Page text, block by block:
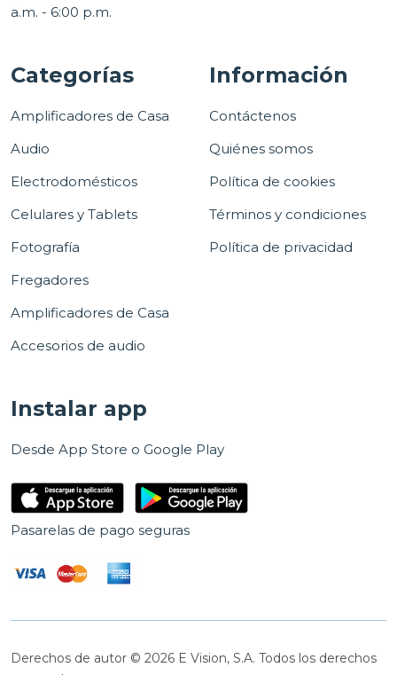
a.m. - 6:00 p.m.
Categorías
Amplificadores de Casa
Audio
Electrodomésticos
Celulares y Tablets
Fotografía
Fregadores
Amplificadores de Casa
Accesorios de audio
Información
Contáctenos
Quiénes somos
Política de cookies
Términos y condiciones
Política de privacidad
Instalar app
Desde App Store o Google Play
Pasarelas de pago seguras
Derechos de autor © 2026 E Vision, S.A. Todos los derechos